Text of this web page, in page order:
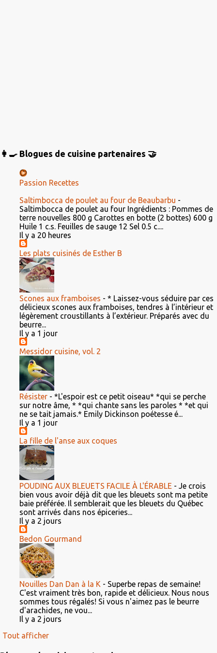
👩‍🍳 Blogues de cuisine partenaires 🤝
Passion Recettes
Saltimbocca de poulet au four de Beaubarbu -
Saltimbocca de poulet au four Ingrédients : Pommes de
terre nouvelles 800 g Carottes en botte (2 bottes) 600 g
Huile 1 c.s. Feuilles de sauge 12 Sel 0.5 c....
Il y a 20 heures
Les plats cuisinés de Esther B
Scones aux framboises - * Laissez-vous séduire par ces
délicieux scones aux framboises, tendres à l’intérieur et
légèrement croustillants à l’extérieur. Préparés avec du
beurre...
Il y a 1 jour
Messidor cuisine, vol. 2
Résister - *L'espoir est ce petit oiseau* *qui se perche
sur notre âme, * *qui chante sans les paroles * *et qui
ne se tait jamais.* Emily Dickinson poétesse é...
Il y a 1 jour
La fille de l'anse aux coques
POUDING AUX BLEUETS FACILE À L'ÉRABLE - Je crois
bien vous avoir déjà dit que les bleuets sont ma petite
baie préférée. Il semblerait que les bleuets du Québec
sont arrivés dans nos épiceries...
Il y a 2 jours
Bedon Gourmand
Nouilles Dan Dan à la K - Superbe repas de semaine!
C'est vraiment très bon, rapide et délicieux. Nous nous
sommes tous régalés! Si vous n'aimez pas le beurre
d'arachides, ne vou...
Il y a 2 jours
Tout afficher